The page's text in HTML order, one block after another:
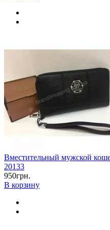
Вместительный мужской
20133
950грн.
В корзину